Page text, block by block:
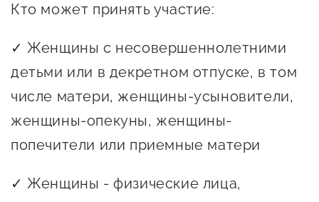
предпринимателей
Поддержка экспортеров
Финансовая поддержка
Меры поддержки в условиях
внешнего санкционного
давления
Центры поддержки
Кто может принять участие:
✓ Женщины с несовершеннолетними
детьми или в декретном отпуске, в том
числе матери, женщины-усыновители,
женщины-опекуны, женщины-
попечители или приемные матери
✓ Женщины - физические лица,